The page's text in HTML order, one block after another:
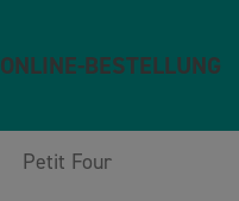
ONLINE-BESTELLUNG
Petit Four